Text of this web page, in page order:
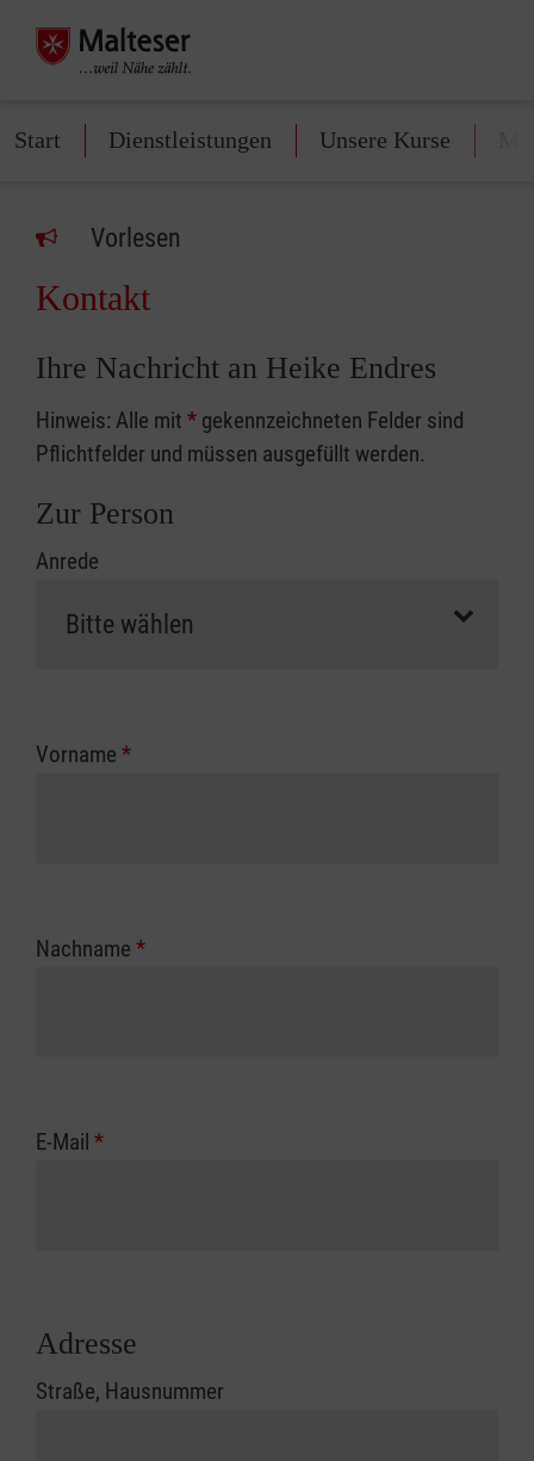
Start Dienstleistungen Unsere Kurse
Vorlesen
Kontakt
Ihre Nachricht an Heike Endres
Hinweis: Alle mit * gekennzeichneten Felder sind
Pflichtfelder und müssen ausgefüllt werden.
Zur Person
Anrede
Vorname *
Nachname *
E-Mail *
Adresse
Straße, Hausnummer